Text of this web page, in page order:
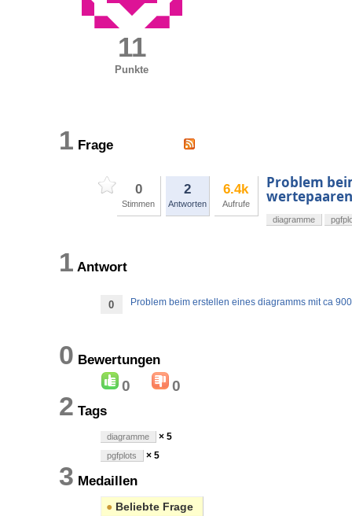
11
Punkte
1 Frage
0
Stimmen
2
Antworten
6.4k
Aufrufe
Problem
wertepaaren
diagramme
1 Antwort
0 Problem beim erstellen eines diagramms mit ca
0 Bewertungen
0 0
2 Tags
diagramme × 5
pgfplots × 5
3 Medaillen
● Beliebte Frage